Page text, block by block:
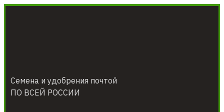
Семена и удобрения почтой
ПО ВСЕЙ РОССИИ